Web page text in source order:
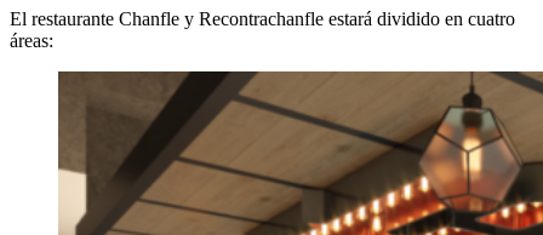
El restaurante Chanfle y Recontrachanfle estará dividido en cuatro
áreas: